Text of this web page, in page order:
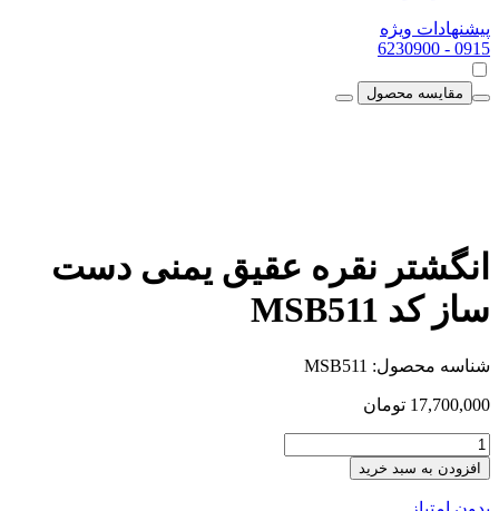
پیشنهادات ویژه
0915
- 6230900
مقایسه محصول
انگشتر نقره عقیق یمنی دست
ساز کد MSB511
شناسه محصول: MSB511
17,700,000 تومان
افزودن به سبد خرید